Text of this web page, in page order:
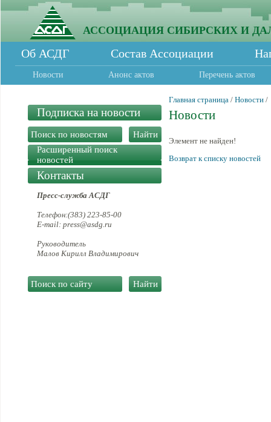
АССОЦИАЦИЯ СИБИРСКИХ И
Об АСДГ Состав Ассоциации
Новости Анонс актов Перечень актов
Подписка на новости
Расширенный поиск
новостей
Контакты
Пресс-служба АСДГ
Телефон:(383) 223-85-00
E-mail: press@asdg.ru
Руководитель
Малов Кирилл Владимирович
Главная страница / Новости /
Новости
Элемент не найден!
Возврат к списку новостей